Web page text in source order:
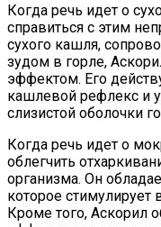
Когда речь идет о
справиться с этим
сухого кашля,
зудом в горле,
эффектом. Его
кашлевой рефлекс и
слизистой оболочки
Когда речь идет о
облегчить
организма. Он
которое стимулирует
Кроме того, Аскорил